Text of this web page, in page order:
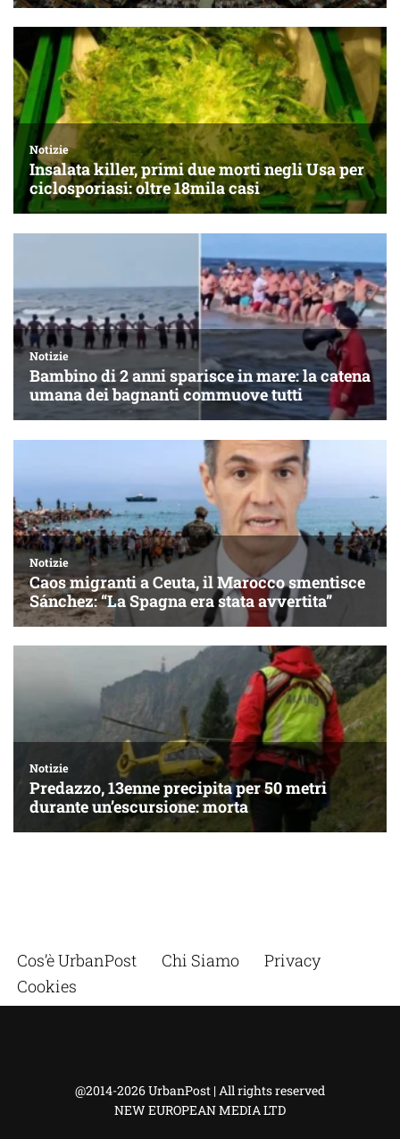
Cos’è UrbanPost Chi Siamo
Privacy
Cookies
@2014-2026 UrbanPost | All rights reserved
NEW EUROPEAN MEDIA LTD